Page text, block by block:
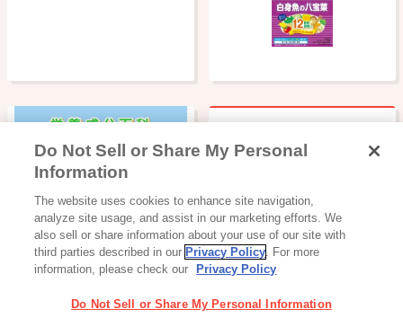
栄養成分百科
幼児のみものの特徴は?
Do Not Sell or Share My Personal
Information
The website uses cookies to enhance site navigation,
analyze site usage, and assist in our marketing efforts. We
also sell or share information about your use of our site with
third parties described in our Privacy Policy. For more
information, please check our
Privacy Policy
Do Not Sell or Share My Personal Information